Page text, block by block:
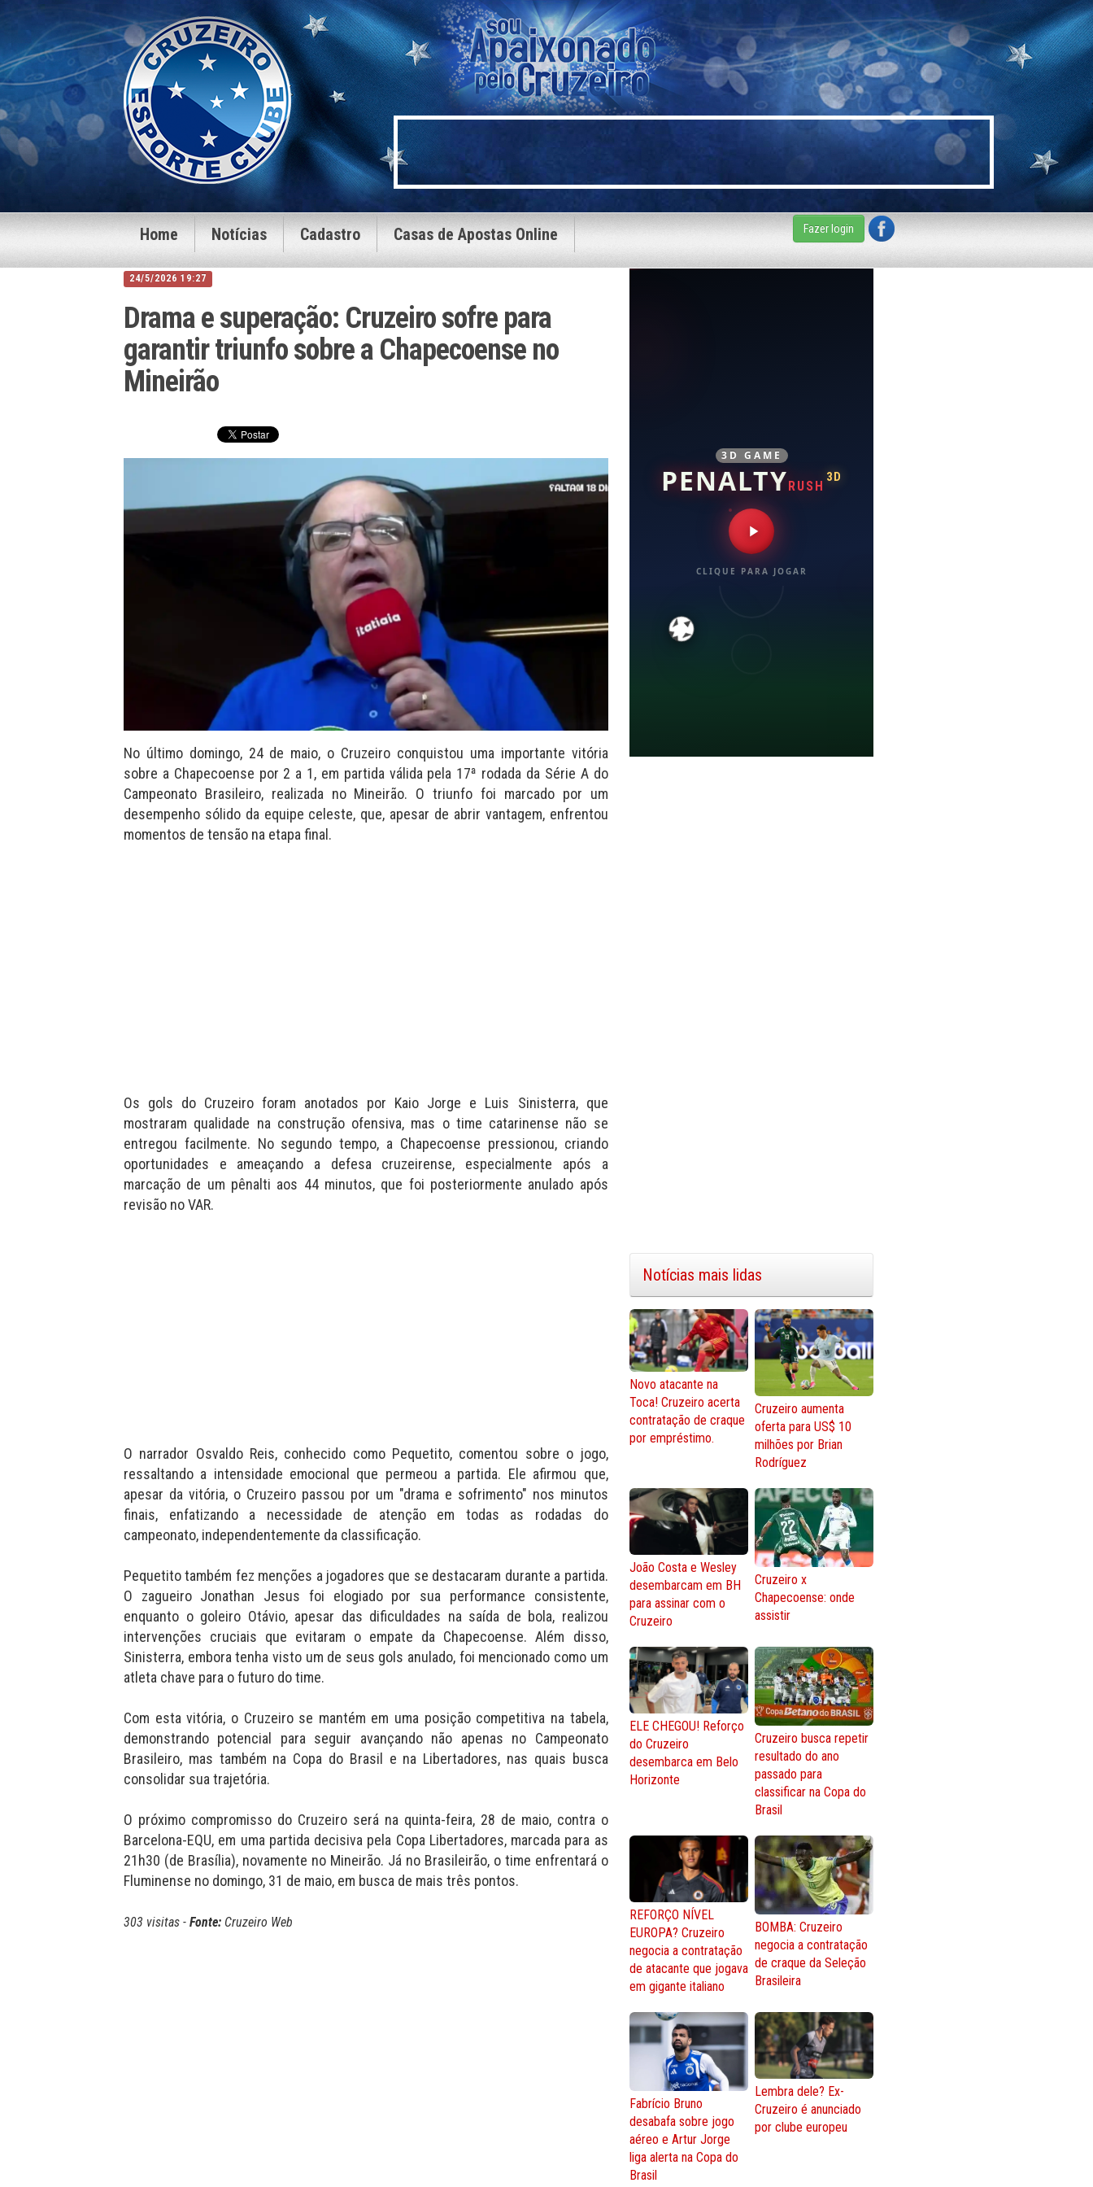
Home Notícias Cadastro Casas de Apostas Online Fazer login
24/5/2026 19:27
Drama e superação: Cruzeiro sofre para
garantir triunfo sobre a Chapecoense no
Mineirão
No último domingo, 24 de maio, o Cruzeiro conquistou uma importante vitória
sobre a Chapecoense por 2 a 1, em partida válida pela 17ª rodada da Série A do
Campeonato Brasileiro, realizada no Mineirão. O triunfo foi marcado por um
desempenho sólido da equipe celeste, que, apesar de abrir vantagem, enfrentou
momentos de tensão na etapa final.
Os gols do Cruzeiro foram anotados por Kaio Jorge e Luis Sinisterra, que
mostraram qualidade na construção ofensiva, mas o time catarinense não se
entregou facilmente. No segundo tempo, a Chapecoense pressionou, criando
oportunidades e ameaçando a defesa cruzeirense, especialmente após a
marcação de um pênalti aos 44 minutos, que foi posteriormente anulado após
revisão no VAR.
O narrador Osvaldo Reis, conhecido como Pequetito, comentou sobre o jogo,
ressaltando a intensidade emocional que permeou a partida. Ele afirmou que,
apesar da vitória, o Cruzeiro passou por um "drama e sofrimento" nos minutos
finais, enfatizando a necessidade de atenção em todas as rodadas do
campeonato, independentemente da classificação.
Pequetito também fez menções a jogadores que se destacaram durante a partida.
O zagueiro Jonathan Jesus foi elogiado por sua performance consistente,
enquanto o goleiro Otávio, apesar das dificuldades na saída de bola, realizou
intervenções cruciais que evitaram o empate da Chapecoense. Além disso,
Sinisterra, embora tenha visto um de seus gols anulado, foi mencionado como um
atleta chave para o futuro do time.
Com esta vitória, o Cruzeiro se mantém em uma posição competitiva na tabela,
demonstrando potencial para seguir avançando não apenas no Campeonato
Brasileiro, mas também na Copa do Brasil e na Libertadores, nas quais busca
consolidar sua trajetória.
O próximo compromisso do Cruzeiro será na quinta-feira, 28 de maio, contra o
Barcelona-EQU, em uma partida decisiva pela Copa Libertadores, marcada para as
21h30 (de Brasília), novamente no Mineirão. Já no Brasileirão, o time enfrentará o
Fluminense no domingo, 31 de maio, em busca de mais três pontos.
303 visitas - Fonte: Cruzeiro Web
3D GAME
PENALTYRUSH
3D
CLIQUE PARA JOGAR
Notícias mais lidas
Novo atacante na
Toca! Cruzeiro acerta
contratação de craque
por empréstimo.
Cruzeiro aumenta
oferta para US$ 10
milhões por Brian
Rodríguez
João Costa e Wesley
desembarcam em BH
para assinar com o
Cruzeiro
Cruzeiro x
Chapecoense: onde
assistir
ELE CHEGOU! Reforço
do Cruzeiro
desembarca em Belo
Horizonte
Cruzeiro busca repetir
resultado do ano
passado para
classificar na Copa do
Brasil
REFORÇO NÍVEL
EUROPA? Cruzeiro
negocia a contratação
de atacante que jogava
em gigante italiano
BOMBA: Cruzeiro
negocia a contratação
de craque da Seleção
Brasileira
Fabrício Bruno
desabafa sobre jogo
aéreo e Artur Jorge
liga alerta na Copa do
Brasil
Lembra dele? Ex-
Cruzeiro é anunciado
por clube europeu